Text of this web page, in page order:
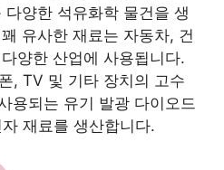
양한 석유화학 물건을 생
유사한 재료는 자동차, 건
양한 산업에 사용됩니다.
, TV 및 기타 장치의 고수
용되는 유기 발광 다이오드
재료를 생산합니다.